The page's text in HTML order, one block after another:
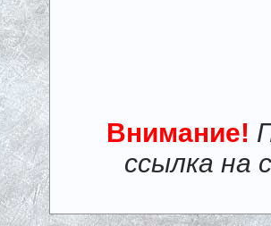
Внимание!
ссылка на